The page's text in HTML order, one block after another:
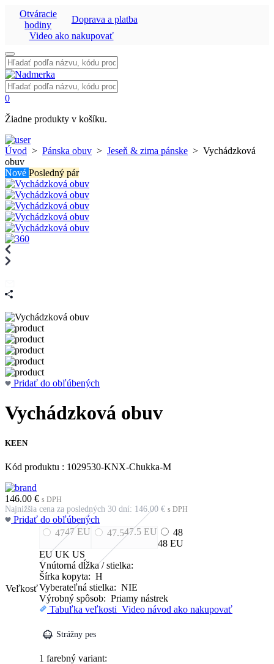
Otváracie
hodiny
Doprava a platba
Video ako nakupovať
Vyhľadať:
Vyhľadať:
0
Žiadne produkty v košíku.
Úvod > Pánska obuv > Jeseň & zima pánske > Vychádzková
obuv
Nové Posledný pár
Pridať do obľúbených
Vychádzková obuv
KEEN
Kód produktu : 1029530-KNX-Chukka-M
146.00 € s DPH
Najnižšia cena za posledných 30 dní: 146.00 € s DPH
Pridať do obľúbených
Veľkosť
4747EU 47.547.5 EU
48
48 EU
EU UK US
Vnútorná dĺžka / stielka:
Šírka kopyta: H
Vyberateľná stielka: NIE
Výrobný spôsob: Priamy nástrek
Tabuľka veľkosti Video návod ako nakupovať
Strážny pes
1 farebný variant: